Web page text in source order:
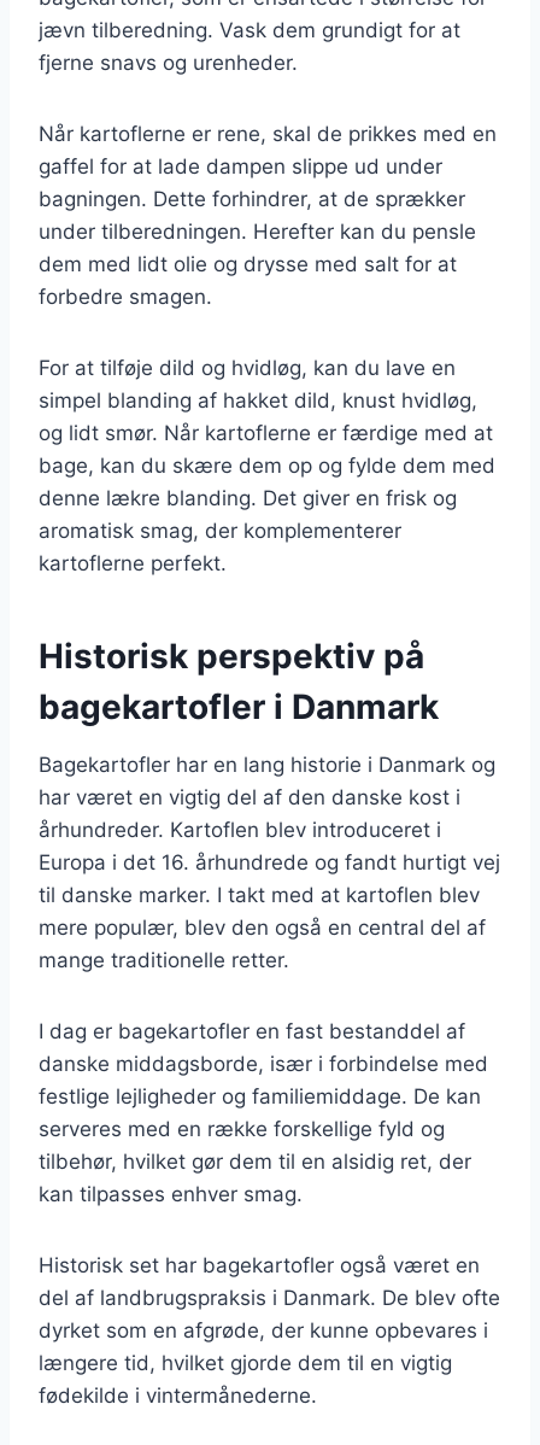
jævn tilberedning. Vask dem grundigt for at
fjerne snavs og urenheder.
Når kartoflerne er rene, skal de prikkes med en
gaffel for at lade dampen slippe ud under
bagningen. Dette forhindrer, at de sprækker
under tilberedningen. Herefter kan du pensle
dem med lidt olie og drysse med salt for at
forbedre smagen.
For at tilføje dild og hvidløg, kan du lave en
simpel blanding af hakket dild, knust hvidløg,
og lidt smør. Når kartoflerne er færdige med at
bage, kan du skære dem op og fylde dem med
denne lækre blanding. Det giver en frisk og
aromatisk smag, der komplementerer
kartoflerne perfekt.
Historisk perspektiv på
bagekartofler i Danmark
Bagekartofler har en lang historie i Danmark og
har været en vigtig del af den danske kost i
århundreder. Kartoflen blev introduceret i
Europa i det 16. århundrede og fandt hurtigt vej
til danske marker. I takt med at kartoflen blev
mere populær, blev den også en central del af
mange traditionelle retter.
I dag er bagekartofler en fast bestanddel af
danske middagsborde, især i forbindelse med
festlige lejligheder og familiemiddage. De kan
serveres med en række forskellige fyld og
tilbehør, hvilket gør dem til en alsidig ret, der
kan tilpasses enhver smag.
Historisk set har bagekartofler også været en
del af landbrugspraksis i Danmark. De blev ofte
dyrket som en afgrøde, der kunne opbevares i
længere tid, hvilket gjorde dem til en vigtig
fødekilde i vintermånederne.